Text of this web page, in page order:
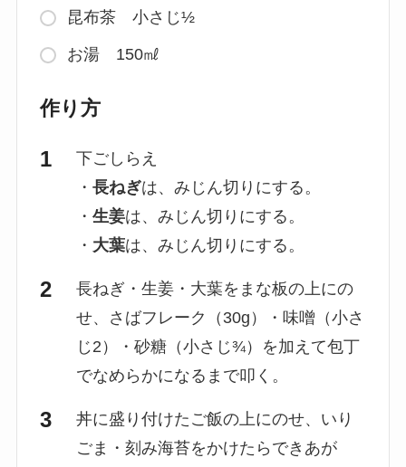
昆布茶 小さじ½
お湯 150㎖
作り方
下ごしらえ
・ 長ねぎは、みじん切りにする。
・ 生姜は、みじん切りにする。
・ 大葉は、みじん切りにする。
長ねぎ・生姜・大葉をまな板の上にの
せ、さばフレーク（30g）・味噌（小さ
じ2）・砂糖（小さじ¾）を加えて包丁
でなめらかになるまで叩く。
丼に盛り付けたご飯の上にのせ、いり
ごま・刻み海苔をかけたらできあが